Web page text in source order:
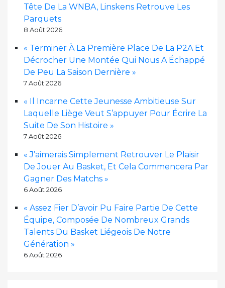
Tête De La WNBA, Linskens Retrouve Les
Parquets
8 Août 2026
« Terminer À La Première Place De La P2A Et
Décrocher Une Montée Qui Nous A Échappé
De Peu La Saison Dernière »
7 Août 2026
« Il Incarne Cette Jeunesse Ambitieuse Sur
Laquelle Liège Veut S’appuyer Pour Écrire La
Suite De Son Histoire »
7 Août 2026
« J’aimerais Simplement Retrouver Le Plaisir
De Jouer Au Basket, Et Cela Commencera Par
Gagner Des Matchs »
6 Août 2026
« Assez Fier D’avoir Pu Faire Partie De Cette
Équipe, Composée De Nombreux Grands
Talents Du Basket Liégeois De Notre
Génération »
6 Août 2026